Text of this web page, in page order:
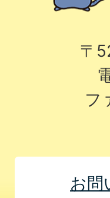
〒
フ
お問